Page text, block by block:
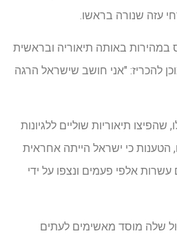
עזה שנורה בראשו.
במהירות באותה תיאוריה ובראשית
להכריז: "אני חושב שישראל הרגה
תיאוריות שוליים ללגיונות
הטענות כי ישראל הייתה אחראית
אלפי פעמים ונצפו על ידי
שלה מוסד מאשימים לעתים